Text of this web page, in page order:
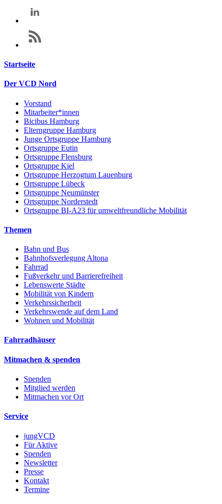
Startseite
Der VCD Nord
Vorstand
Mitarbeiter*innen
Bicibus Hamburg
Elterngruppe Hamburg
Junge Ortsgruppe Hamburg
Ortsgruppe Eutin
Ortsgruppe Flensburg
Ortsgruppe Kiel
Ortsgruppe Herzogtum Lauenburg
Ortsgruppe Lübeck
Ortsgruppe Neumünster
Ortsgruppe Norderstedt
Ortsgruppe BI-A23 für umweltfreundliche Mobilität
Themen
Bahn und Bus
Bahnhofsverlegung Altona
Fahrrad
Fußverkehr und Barrierefreiheit
Lebenswerte Städte
Mobilität von Kindern
Verkehrssicherheit
Verkehrswende auf dem Land
Wohnen und Mobilität
Fahrradhäuser
Mitmachen & spenden
Spenden
Mitglied werden
Mitmachen vor Ort
Service
jungVCD
Für Aktive
Spenden
Newsletter
Presse
Kontakt
Termine